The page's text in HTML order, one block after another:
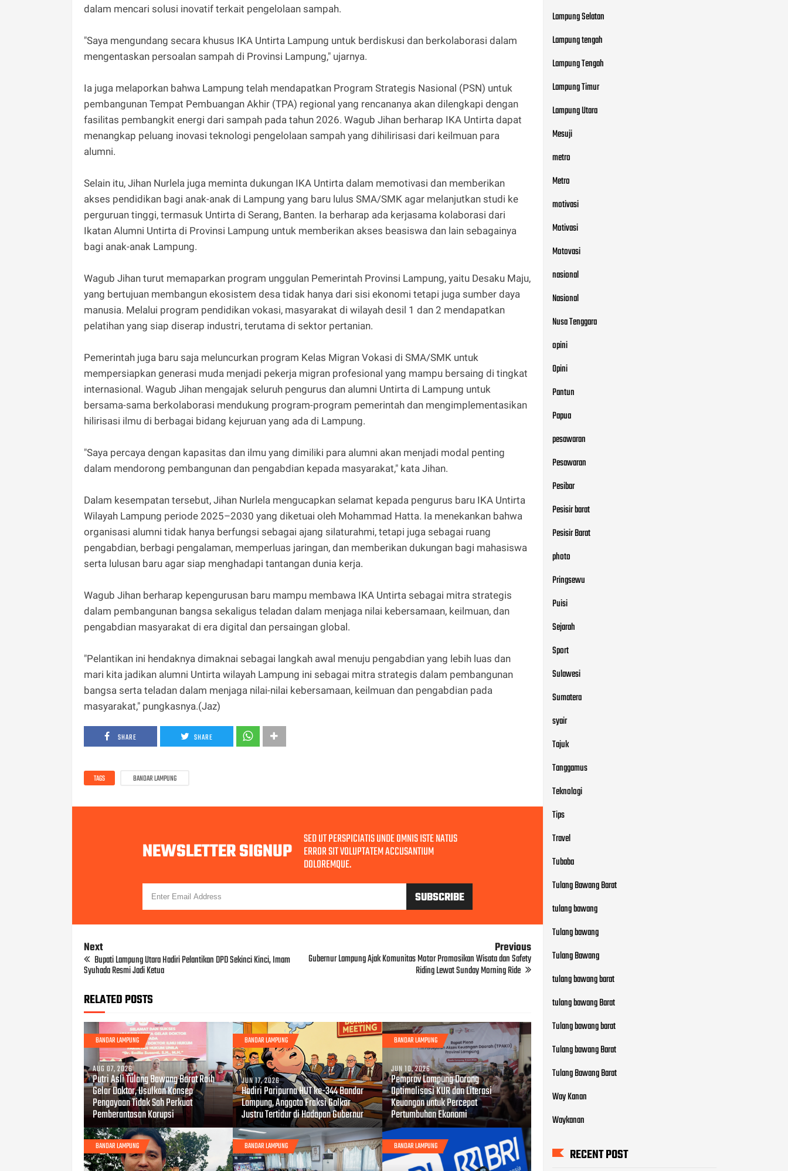
dalam mencari solusi inovatif terkait pengelolaan sampah.
"Saya mengundang secara khusus IKA Untirta Lampung untuk berdiskusi dan berkolaborasi dalam
mengentaskan persoalan sampah di Provinsi Lampung," ujarnya.
Ia juga melaporkan bahwa Lampung telah mendapatkan Program Strategis Nasional (PSN) untuk
pembangunan Tempat Pembuangan Akhir (TPA) regional yang rencananya akan dilengkapi dengan
fasilitas pembangkit energi dari sampah pada tahun 2026. Wagub Jihan berharap IKA Untirta dapat
menangkap peluang inovasi teknologi pengelolaan sampah yang dihilirisasi dari keilmuan para
alumni.
Selain itu, Jihan Nurlela juga meminta dukungan IKA Untirta dalam memotivasi dan memberikan
akses pendidikan bagi anak-anak di Lampung yang baru lulus SMA/SMK agar melanjutkan studi ke
perguruan tinggi, termasuk Untirta di Serang, Banten. Ia berharap ada kerjasama kolaborasi dari
Ikatan Alumni Untirta di Provinsi Lampung untuk memberikan akses beasiswa dan lain sebagainya
bagi anak-anak Lampung.
Wagub Jihan turut memaparkan program unggulan Pemerintah Provinsi Lampung, yaitu Desaku Maju,
yang bertujuan membangun ekosistem desa tidak hanya dari sisi ekonomi tetapi juga sumber daya
manusia. Melalui program pendidikan vokasi, masyarakat di wilayah desil 1 dan 2 mendapatkan
pelatihan yang siap diserap industri, terutama di sektor pertanian.
Pemerintah juga baru saja meluncurkan program Kelas Migran Vokasi di SMA/SMK untuk
mempersiapkan generasi muda menjadi pekerja migran profesional yang mampu bersaing di tingkat
internasional. Wagub Jihan mengajak seluruh pengurus dan alumni Untirta di Lampung untuk
bersama-sama berkolaborasi mendukung program-program pemerintah dan mengimplementasikan
hilirisasi ilmu di berbagai bidang kejuruan yang ada di Lampung.
"Saya percaya dengan kapasitas dan ilmu yang dimiliki para alumni akan menjadi modal penting
dalam mendorong pembangunan dan pengabdian kepada masyarakat," kata Jihan.
Dalam kesempatan tersebut, Jihan Nurlela mengucapkan selamat kepada pengurus baru IKA Untirta
Wilayah Lampung periode 2025–2030 yang diketuai oleh Mohammad Hatta. Ia menekankan bahwa
organisasi alumni tidak hanya berfungsi sebagai ajang silaturahmi, tetapi juga sebagai ruang
pengabdian, berbagi pengalaman, memperluas jaringan, dan memberikan dukungan bagi mahasiswa
serta lulusan baru agar siap menghadapi tantangan dunia kerja.
Wagub Jihan berharap kepengurusan baru mampu membawa IKA Untirta sebagai mitra strategis
dalam pembangunan bangsa sekaligus teladan dalam menjaga nilai kebersamaan, keilmuan, dan
pengabdian masyarakat di era digital dan persaingan global.
"Pelantikan ini hendaknya dimaknai sebagai langkah awal menuju pengabdian yang lebih luas dan
mari kita jadikan alumni Untirta wilayah Lampung ini sebagai mitra strategis dalam pembangunan
bangsa serta teladan dalam menjaga nilai-nilai kebersamaan, keilmuan dan pengabdian pada
masyarakat," pungkasnya.(Jaz)
SHARE SHARE
TAGS BANDAR LAMPUNG
NEWSLETTER SIGNUP SED UT PERSPICIATIS UNDE OMNIS ISTE NATUS
ERROR SIT VOLUPTATEM ACCUSANTIUM
DOLOREMQUE.
Next
Bupati Lampung Utara Hadiri Pelantikan DPD Sekinci Kinci, Imam
Syuhada Resmi Jadi Ketua
Previous
Gubernur Lampung Ajak Komunitas Motor Promosikan Wisata dan Safety
Riding Lewat Sunday Morning Ride
RELATED POSTS
BANDAR LAMPUNG
AUG 07, 2026
Putri Asli Tulang Bawang Barat Raih
Gelar Doktor, Usulkan Konsep
Pengayaan Tidak Sah Perkuat
Pemberantasan Korupsi
BANDAR LAMPUNG
JUN 17, 2026
Hadiri Paripurna HUT ke-344 Bandar
Lampung, Anggota Fraksi Golkar
Justru Tertidur di Hadapan Gubernur
BANDAR LAMPUNG
JUN 10, 2026
Pemprov Lampung Dorong
Optimalisasi KUR dan Literasi
Keuangan untuk Percepat
Pertumbuhan Ekonomi
BANDAR LAMPUNG BANDAR LAMPUNG BANDAR LAMPUNG
Lampung Selatan
Lampung tengah
Lampung Tengah
Lampung Timur
Lampung Utara
Mesuji
metro
Metro
motivasi
Motivasi
Motovasi
nasional
Nasional
Nusa Tenggara
opini
Opini
Pantun
Papua
pesawaran
Pesawaran
Pesibar
Pesisir barat
Pesisir Barat
photo
Pringsewu
Puisi
Sejarah
Sport
Sulawesi
Sumatera
syair
Tajuk
Tanggamus
Teknologi
Tips
Travel
Tubaba
Tulang Bawang Barat
tulang bawang
Tulang bawang
Tulang Bawang
tulang bawang barat
tulang bawang Barat
Tulang bawang barat
Tulang bawang Barat
Tulang Bawang Barat
Way Kanan
Waykanan
RECENT POST